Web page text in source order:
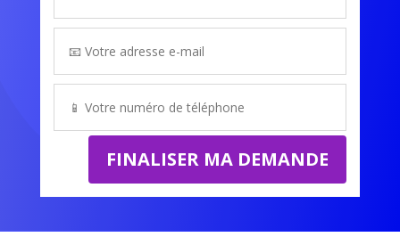
FINALISER MA DEMANDE